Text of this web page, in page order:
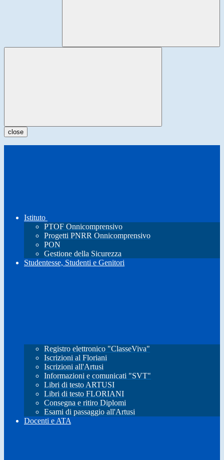
close
Istituto
PTOF Onnicomprensivo
Progetti PNRR Onnicomprensivo
PON
Gestione della Sicurezza
Studentesse, Studenti e Genitori
Registro elettronico "ClasseViva"
Iscrizioni al Floriani
Iscrizioni all'Artusi
Informazioni e comunicati "SVT"
Libri di testo ARTUSI
Libri di testo FLORIANI
Consegna e ritiro Diplomi
Esami di passaggio all'Artusi
Docenti e ATA